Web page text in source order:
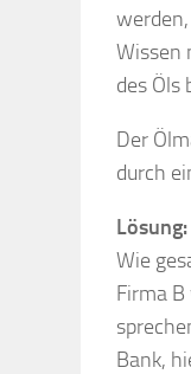
Wissen
des Öls
Der
durch
Lösung:
Wie
Firma
Bank,